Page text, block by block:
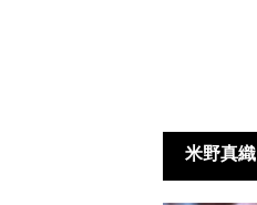
米野真織